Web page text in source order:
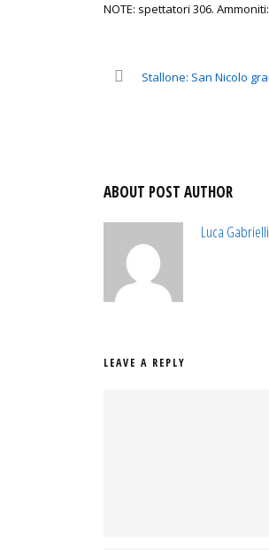
NOTE: spettatori 306.
Stallone: San Nicolo
ABOUT POST AUTHOR
Luca Gabrielli
LEAVE A REPLY